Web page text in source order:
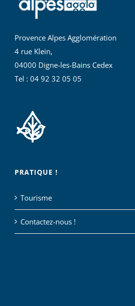
Provence Alpes Agglomération
4 rue Klein,
04000 Digne-les-Bains Cedex
Tel : 04 92 32 05 05
PRATIQUE !
Tourisme
Contactez-nous !